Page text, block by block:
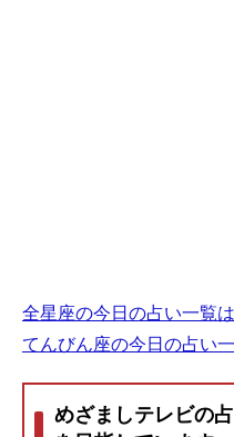
全星座の今日の占い一覧
てんびん座の今日の占い
めざましテレビの